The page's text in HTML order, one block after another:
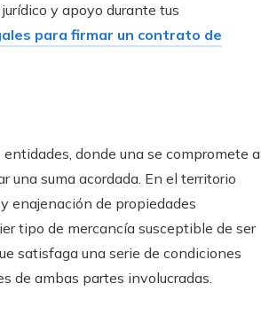
y apoyo durante tus
para firmar un contrato de
donde una se compromete a
una suma acordada. En el territorio
enajenación de propiedades
tipo de mercancía susceptible de ser
satisfaga una serie de condiciones
de ambas partes involucradas.